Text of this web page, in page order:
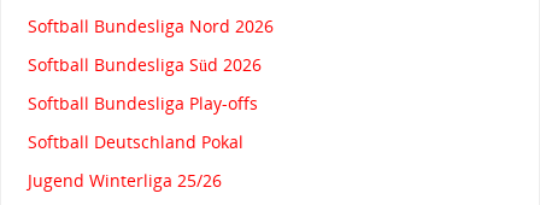
Softball Bundesliga Nord 2026
Softball Bundesliga Süd 2026
Softball Bundesliga Play-offs
Softball Deutschland Pokal
Jugend Winterliga 25/26